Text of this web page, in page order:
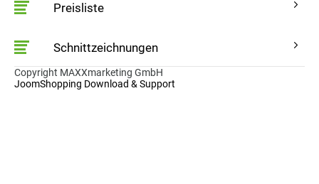
Preisliste
Schnittzeichnungen
Copyright MAXXmarketing GmbH
JoomShopping Download & Support